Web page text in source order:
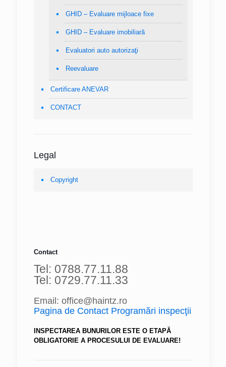
GHID – Evaluare mijloace fixe
GHID – Evaluare imobiliară
Evaluatori auto autorizaţi
Reevaluare
Certificare ANEVAR
CONTACT
Legal
Copyright
Contact
Tel: 0788.77.11.88
Tel: 0729.77.11.33
Email: office@haintz.ro
Pagina de Contact Programări inspecţii
INSPECTAREA BUNURILOR ESTE O ETAPĂ
OBLIGATORIE A PROCESULUI DE EVALUARE!